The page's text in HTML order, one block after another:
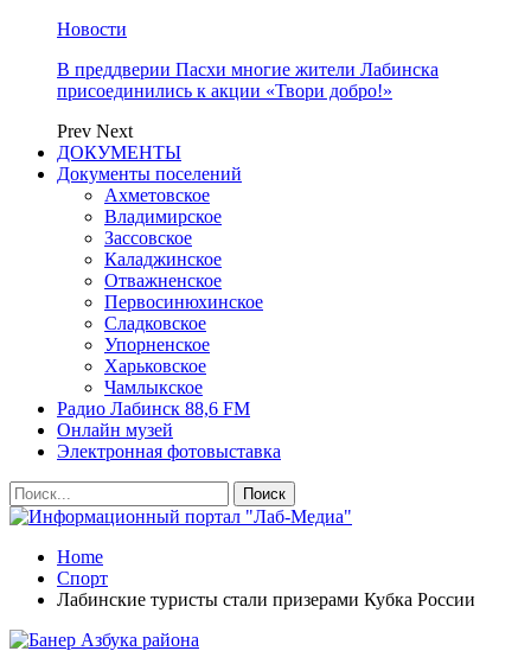
Новости
В преддверии Пасхи многие жители Лабинска
присоединились к акции «Твори добро!»
Prev Next
ДОКУМЕНТЫ
Документы поселений
Ахметовское
Владимирское
Зассовское
Каладжинское
Отважненское
Первосинюхинское
Сладковское
Упорненское
Харьковское
Чамлыкское
Радио Лабинск 88,6 FM
Онлайн музей
Электронная фотовыставка
Home
Спорт
Лабинские туристы стали призерами Кубка России